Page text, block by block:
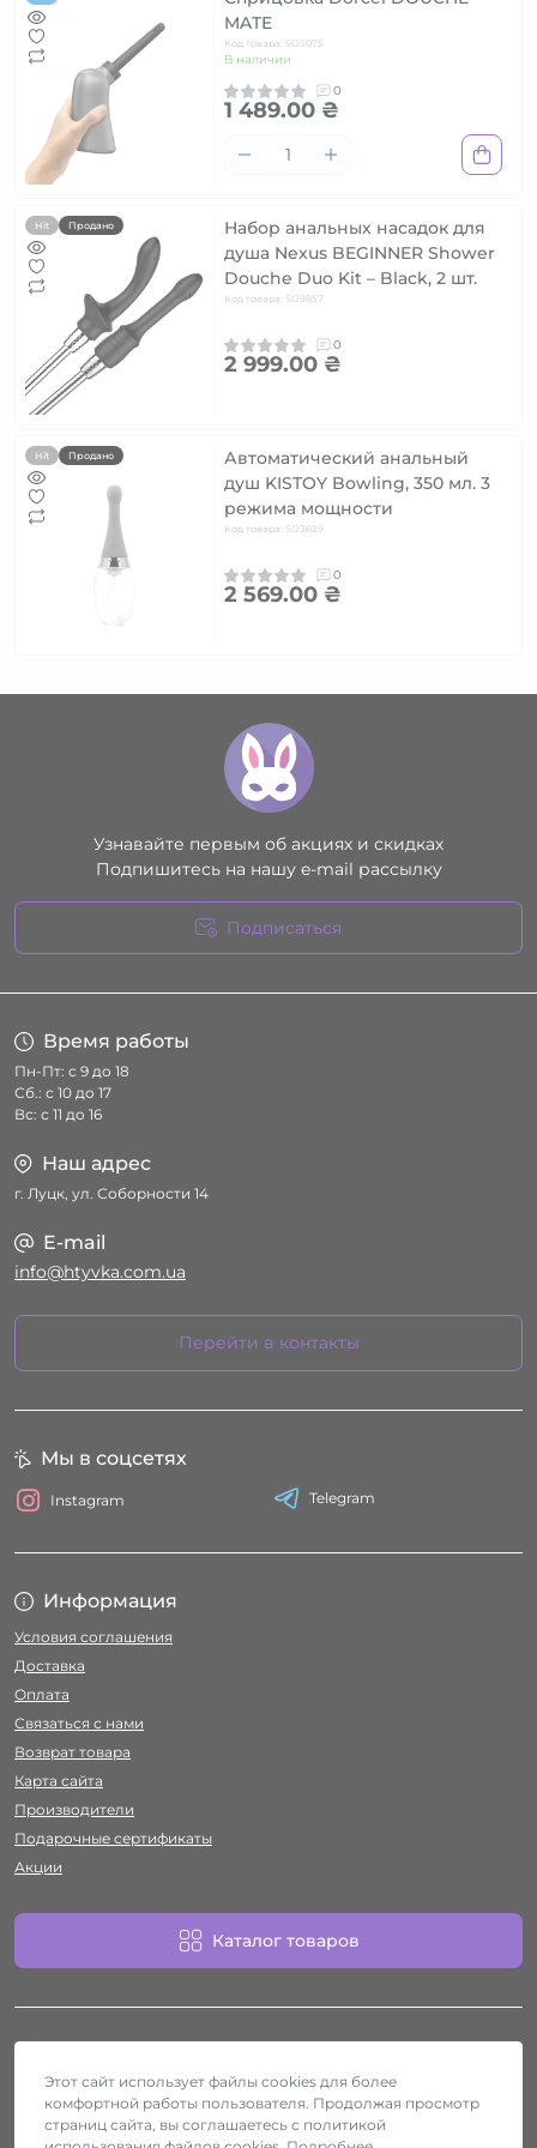
MATE
Код товара: SO5075
В наличии
0
1 489.00 ₴
Hit Продано
Набор анальных насадок для
душа Nexus BEGINNER Shower
Douche Duo Kit – Black, 2 шт.
Код товара: SO9857
0
2 999.00 ₴
Hit Продано
Автоматический анальный
душ KISTOY Bowling, 350 мл. 3
режима мощности
Код товара: SO3629
0
2 569.00 ₴
Узнавайте первым об акциях и скидках
Подпишитесь на нашу e-mail рассылку
Подписаться
Время работы
Пн-Пт: с 9 до 18
Сб.: с 10 до 17
Вс: с 11 до 16
Наш адрес
г. Луцк, ул. Соборности 14
E-mail
info@htyvka.com.ua
Перейти в контакты
Информация
Условия соглашения
Доставка
Оплата
Связаться с нами
Возврат товара
Карта сайта
Производители
Подарочные сертификаты
Акции
Каталог товаров
Мы в соцсетях
Instagram Telegram
Работает наocStore
Этот сайт использует файлы cookies для более
комфортной работы пользователя. Продолжая просмотр
страниц сайта, вы соглашаетесь с политикой